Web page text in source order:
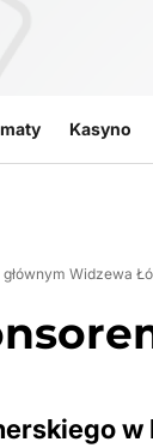
Kasyno
Widzewa
w